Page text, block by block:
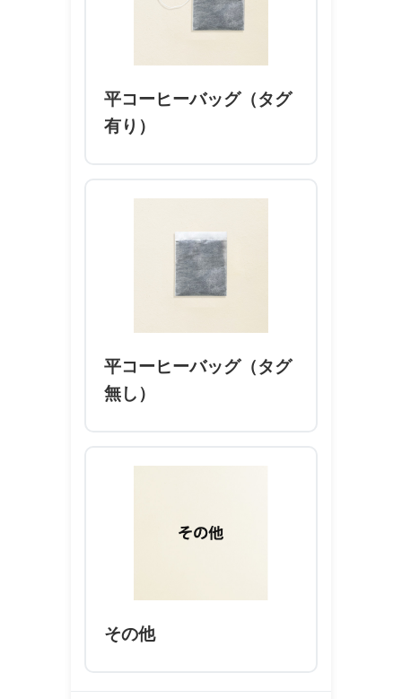
平コーヒーバッグ（タグ
有り）
平コーヒーバッグ（タグ
無し）
その他